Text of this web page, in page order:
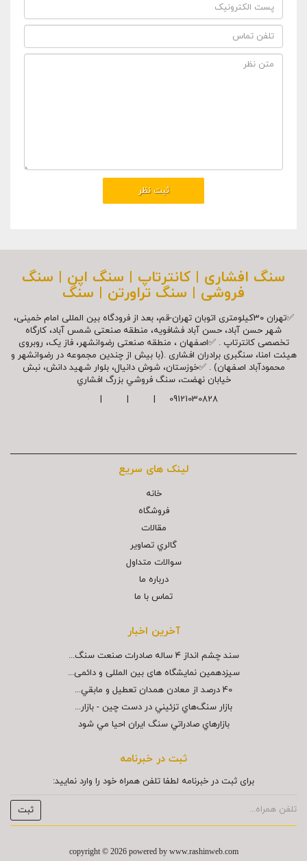
سنگ افشاری | کانترتاپ | سنگ اپن | سنگ
فروشی | سنگ تراورتن | سنگ
✅تهران 30کیلومتری اتوبان تهران-قم، بعد از فرودگاه بین المللی امام خمینی،
شهر حسن آباد، حسن آباد فشافویه، منطقه صنعتی شمس آباد، کارگاه
تخصصی کانترتاپ . ✅اصفهان ، منطقه صنعتی رضوانشهر، فاز یک، روبروی
هیئت امنا، سنگبری برادران افشاری .(با بیش از چندین مجموعه در رضوانشهر و
محمودآباد اصفهان) . ✅خوزستان، شوش دانیال، بلوار شهيد دانش، نبش
خیابان نهضت، سنگ فروشي بزرگ افشاري
09121030828 | | |
لینک های سریع
خانه
فروشگاه
مقالات
گالري تصاوير
سوالات متداول
درباره ما
تماس با ما
آخرین اخبار
سند چشم انداز ۴ ساله صادرات صنعت سنگ...
سیزدهمین نمایشگاه های بین المللی و دائمی...
40 درصد از معادن همدان تعطيل و مابقي...
بازار سنگ‌هاي تزئيني در دست چين - بازار...
بازارهاي صادراتي سنگ ايران احيا مي شود
ثبت در خبرنامه
برای ثبت در خبرنامه لطفا تلفن همراه خود را وارد نمایید:
copyright © 2026 powered by www.rashinweb.com